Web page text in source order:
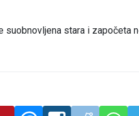
suobnovljena stara i započeta